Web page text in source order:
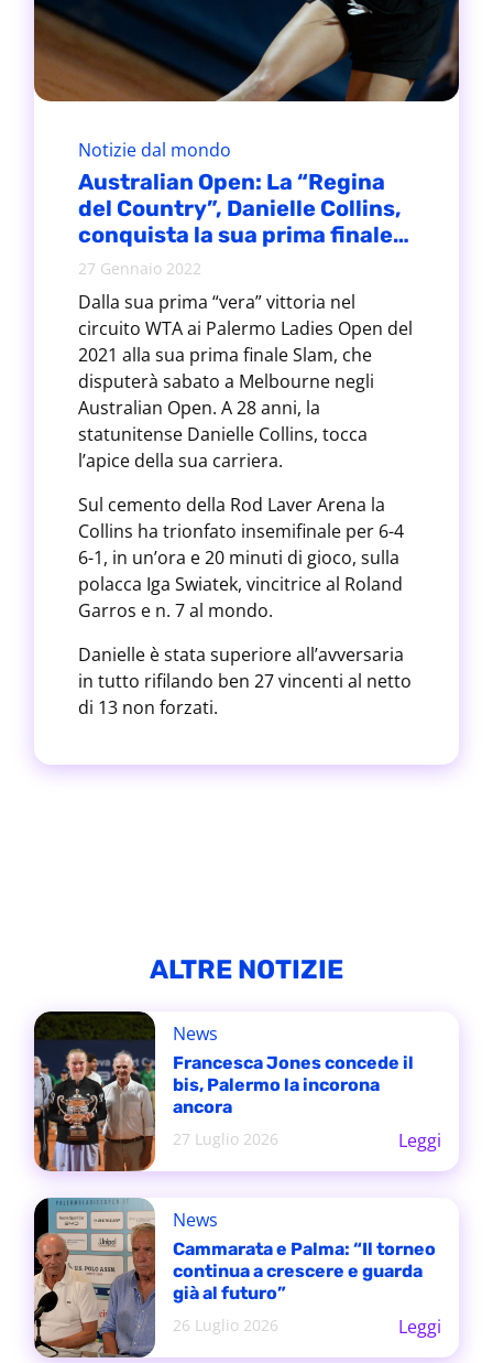
Notizie dal mondo
Australian Open: La “Regina
del Country”, Danielle Collins,
conquista la sua prima finale
Slam
27 Gennaio 2022
Dalla sua prima “vera” vittoria nel
circuito WTA ai Palermo Ladies Open del
2021 alla sua prima finale Slam, che
disputerà sabato a Melbourne negli
Australian Open. A 28 anni, la
statunitense Danielle Collins, tocca
l’apice della sua carriera.
Sul cemento della Rod Laver Arena la
Collins ha trionfato insemifinale per 6-4
6-1, in un’ora e 20 minuti di gioco, sulla
polacca Iga Swiatek, vincitrice al Roland
Garros e n. 7 al mondo.
Danielle è stata superiore all’avversaria
in tutto rifilando ben 27 vincenti al netto
di 13 non forzati.
ALTRE NOTIZIE
News
Francesca Jones concede il
bis, Palermo la incorona
ancora
27 Luglio 2026
Leggi
News
Cammarata e Palma: “Il torneo
continua a crescere e guarda
già al futuro”
26 Luglio 2026
Leggi